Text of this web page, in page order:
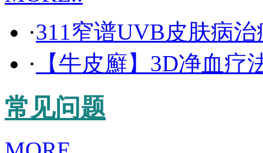
·311窄谱UVB皮肤病治
· 【牛皮廯】3D净血疗
常见问题